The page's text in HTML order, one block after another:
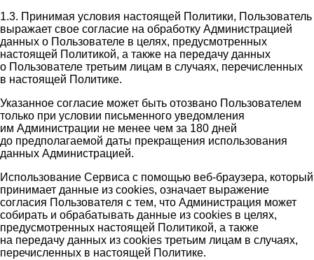
1.3. Принимая условия настоящей Политики, Пользователь
выражает свое согласие на обработку Администрацией
данных о Пользователе в целях, предусмотренных
настоящей Политикой, а также на передачу данных
о Пользователе третьим лицам в случаях, перечисленных
в настоящей Политике.
Указанное согласие может быть отозвано Пользователем
только при условии письменного уведомления
им Администрации не менее чем за 180 дней
до предполагаемой даты прекращения использования
данных Администрацией.
Использование Сервиса с помощью веб-браузера, который
принимает данные из cookies, означает выражение
согласия Пользователя с тем, что Администрация может
собирать и обрабатывать данные из cookies в целях,
предусмотренных настоящей Политикой, а также
на передачу данных из cookies третьим лицам в случаях,
перечисленных в настоящей Политике.